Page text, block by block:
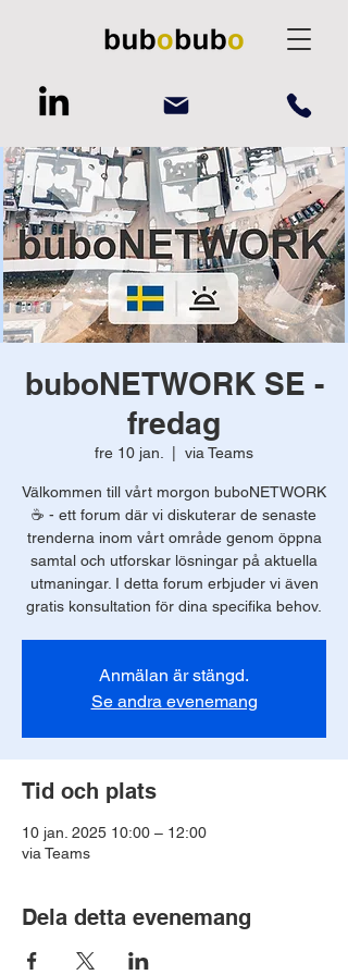
buboNETWORK SE -
fredag
fre 10 jan. via Teams
Välkommen till vårt morgon buboNETWORK
☕️ - ett forum där vi diskuterar de senaste
trenderna inom vårt område genom öppna
samtal och utforskar lösningar på aktuella
utmaningar. I detta forum erbjuder vi även
gratis konsultation för dina specifika behov.
Anmälan är stängd.
Se andra evenemang
Tid och plats
10 jan. 2025 10:00 – 12:00
via Teams
Dela detta evenemang